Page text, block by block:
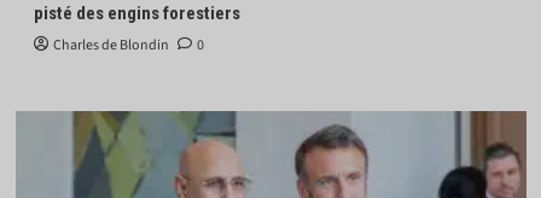
pisté des engins forestiers
Charles de Blondin 0